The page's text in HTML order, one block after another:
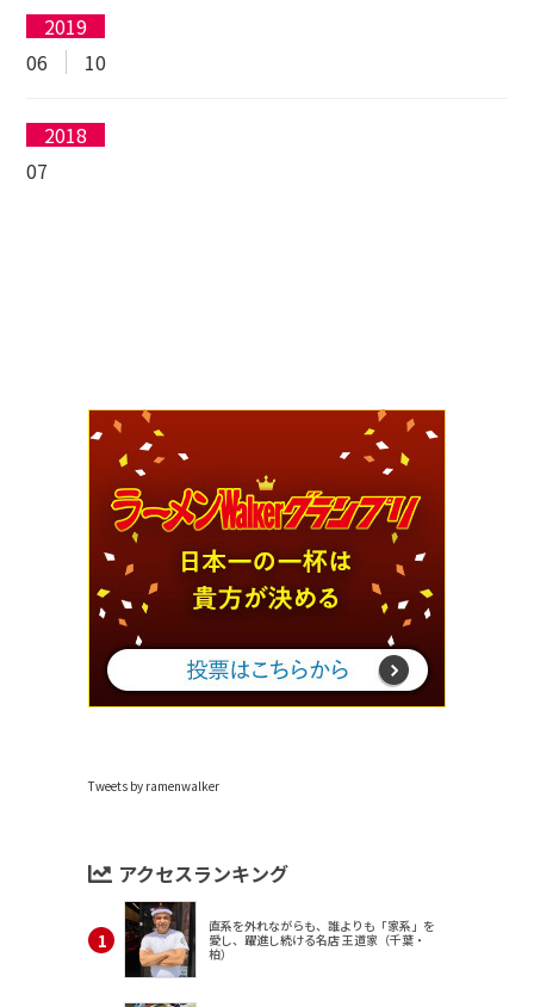
2019
06
10
2018
07
Tweets by ramenwalker
アクセスランキング
直系を外れながらも、誰よりも「家系」を
愛し、躍進し続ける名店 王道家（千葉・
柏）